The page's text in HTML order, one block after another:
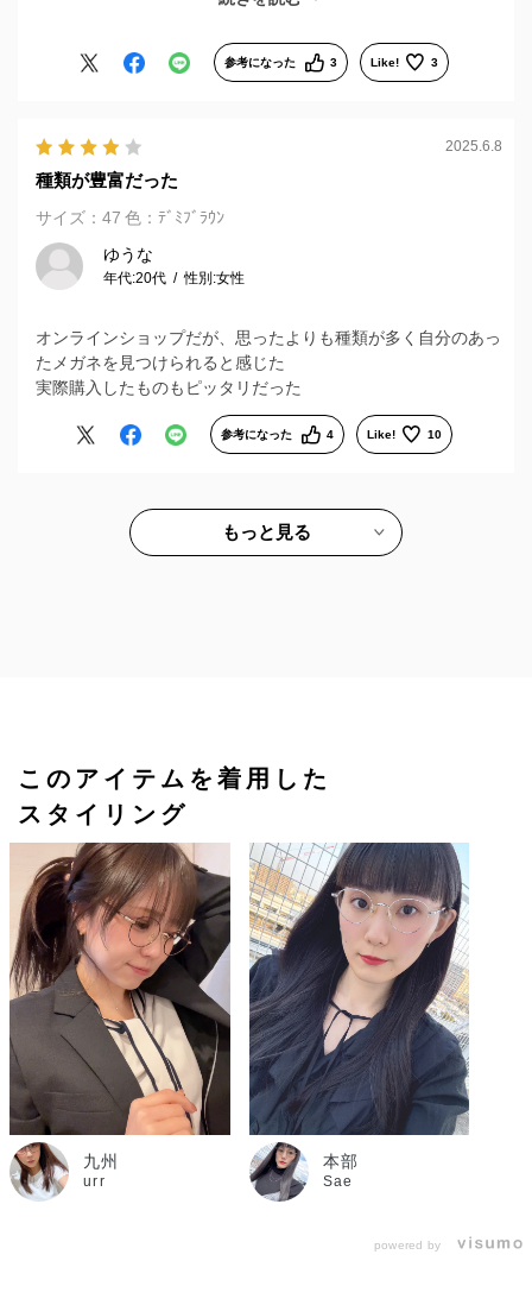
万が一何かあれば、近くの店舗に聞きに行けばいいと思うと、
オンラインで買うのは、待たされることはないから小さい子供
参考になった 3 Like! 3
2025.6.8
種類が豊富だった
サイズ：47 色：ﾃﾞﾐﾌﾞﾗｳﾝ
ゆうな
年代:20代 性別:女性
オンラインショップだが、思ったよりも種類が多く自分のあっ
たメガネを見つけられると感じた
実際購入したものもピッタリだった
参考になった 4 Like! 10
もっと見る
このアイテムを着用した
スタイリング
九州
urr
本部
Sae
powered by